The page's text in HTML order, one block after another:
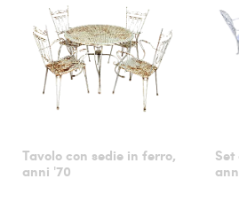
Tavolo con sedie in ferro,
anni '70